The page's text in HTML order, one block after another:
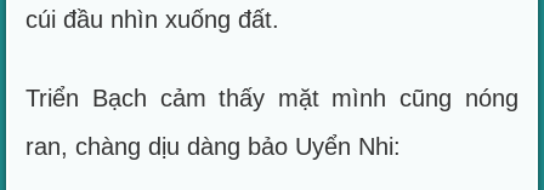
cúi đầu nhìn xuống đất.
Triển Bạch cảm thấy mặt mình cũng nóng
ran, chàng dịu dàng bảo Uyển Nhi: